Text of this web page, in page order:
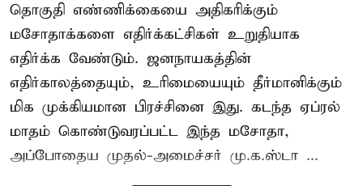
தொகுதி எண்ணிக்கையை அதிகரிக்கும்
மசோதாக்களை எதிர்க்கட்சிகள் உறுதியாக
எதிர்க்க வேண்டும். ஜனநாயகத்தின்
எதிர்காலத்தையும், உரிமையையும் தீர்மானிக்கும்
மிக முக்கியமான பிரச்சினை இது. கடந்த ஏப்ரல்
மாதம் கொண்டுவரப்பட்ட இந்த மசோதா,
அப்போதைய முதல்-அமைச்சர் மு.க.ஸ்டா ...